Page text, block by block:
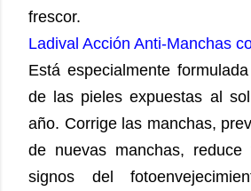
frescor.
Ladival Acción Anti-Manchas
Está especialmente
de las pieles expuestas al
año. Corrige las manchas,
de nuevas manchas, reduce
signos del